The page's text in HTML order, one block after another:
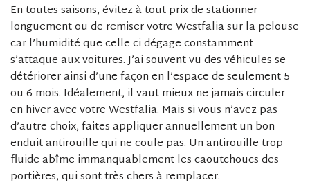
En toutes saisons, évitez à tout prix de stationner
longuement ou de remiser votre Westfalia sur la pelouse
car l’humidité que celle-ci dégage constamment
s’attaque aux voitures. J’ai souvent vu des véhicules se
détériorer ainsi d’une façon en l’espace de seulement 5
ou 6 mois. Idéalement, il vaut mieux ne jamais circuler
en hiver avec votre Westfalia. Mais si vous n’avez pas
d’autre choix, faites appliquer annuellement un bon
enduit antirouille qui ne coule pas. Un antirouille trop
fluide abîme immanquablement les caoutchoucs des
portières, qui sont très chers à remplacer.